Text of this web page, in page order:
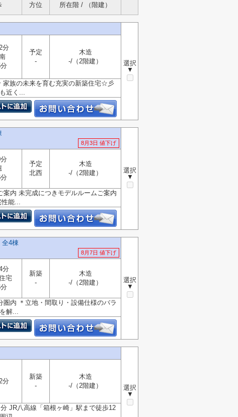
方位
所在階 / （階建）
選択
▼
分
予定
-
木造
-/（2階建）
家族の未来を育む充実の新築住宅☆彡
近く...
8月3日 値下げ
選択
▼
予定
北西
木造
-/（2階建）
案内 未完成につきモデルルームご案内
能...
4棟
8月7日 値下げ
選択
▼
分
宅
新築
-
木造
-/（2階建）
内 ＊立地・間取り・設備仕様のバラ
解...
選択
▼
分
新築
-
木造
-/（2階建）
JR八高線「箱根ヶ崎」駅まで徒歩12